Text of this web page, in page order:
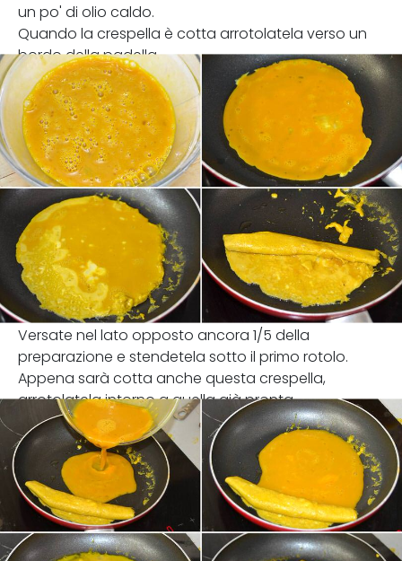
un po' di olio caldo.
Quando la crespella è cotta arrotolatela verso un
bordo della padella.
Versate nel lato opposto ancora 1/5 della
preparazione e stendetela sotto il primo rotolo.
Appena sarà cotta anche questa crespella,
arrotolatela intorno a quella già pronta.